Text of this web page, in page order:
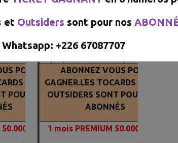
A
Tocards
POUR
ET LES
POUR NOS
FCFA
LE VIP EST RECOMMANDE A
BasesChancesOutsiders
ABONNEZ VOUS POUR
GAGNER.LES TOCARDS ET LES
OUTSIDERS SONT POUR NOS
ABONNÉS
1 mois PREMIUM 50.000 FCFA
et Outsiders sont pour nos
Whatsapp: +226 67087707​​​​​